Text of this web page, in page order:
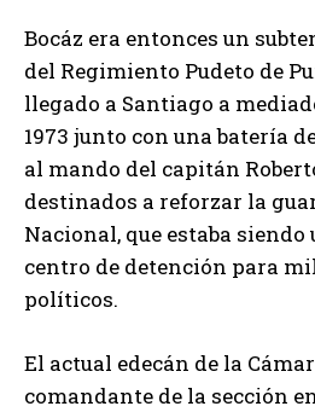
Bocáz era entonces un
del Regimiento Pudeto de
llegado a Santiago a
1973 junto con una batería
al mando del capitán
destinados a reforzar la
Nacional, que estaba
centro de detención para
políticos.
El actual edecán de la
comandante de la sección